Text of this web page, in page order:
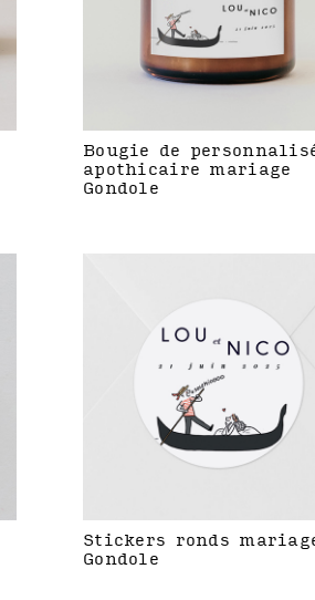
Bougie de
apothicaire mariage
Gondole
Stickers ronds
Gondole